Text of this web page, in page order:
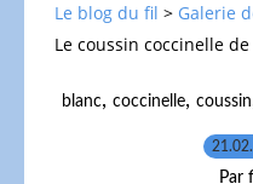
Le blog du fil > Galerie
Le coussin coccinelle
blanc, coccinelle, coussin
Par